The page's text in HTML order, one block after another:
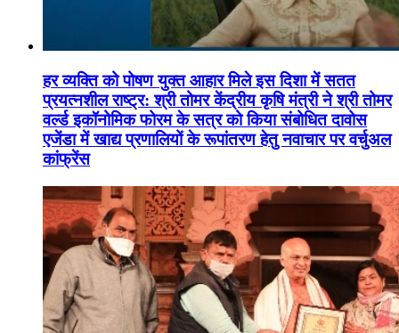
हर व्यक्ति को पोषण युक्त आहार मिले इस दिशा में सतत
प्रयत्नशील राष्ट्र: श्री तोमर केंद्रीय कृषि मंत्री ने श्री तोमर
वर्ल्ड इकॉनोमिक फोरम के सत्र को किया संबोधित दावोस
एजेंडा में खाद्य प्रणालियों के रूपांतरण हेतु नवाचार पर वर्चुअल
कांफ्रेंस